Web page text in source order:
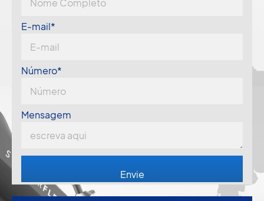
E-mail*
Número*
Mensagem